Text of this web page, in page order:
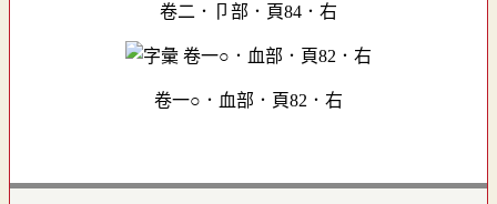
卷二．卩部．頁84．右
卷一○．血部．頁82．右